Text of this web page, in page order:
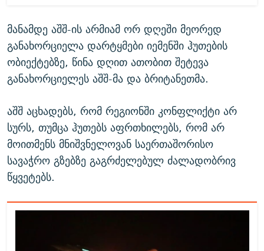
მანამდე აშშ-ის არმიამ ორ დღეში მეორედ
განახორციელა დარტყმები იემენში ჰუთების
ობიექტებზე, წინა დღით ათობით შეტევა
განახორციელეს აშშ-მა და ბრიტანეთმა.
აშშ აცხადებს, რომ რეგიონში კონფლიქტი არ
სურს, თუმცა ჰუთებს აფრთხილებს, რომ არ
მოითმენს მნიშვნელოვან საერთაშორისო
სავაჭრო გზებზე გაგრძელებულ ძალადობრივ
წყვეტებს.